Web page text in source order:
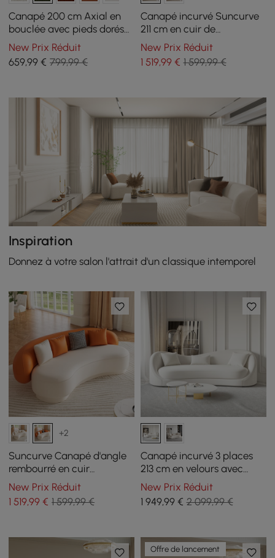
Canapé 200 cm Axial en
bouclée avec pieds dorés
et coussins
New Prix Réduit
659,99 € 799,99 €
Canapé incurvé Suncurve
211 cm en cuir de
performance avec oreillers
New Prix Réduit
1 519,99€ 1 599,99 €
Inspiration
Donnez à votre salon l'attrait d'un classique intemporel
+2
Suncurve Canapé d'angle
rembourré en cuir
performance de 211 cm
avec oreillers
New Prix Réduit
1 519,99 € 1 599,99 €
Canapé incurvé 3 places
213 cm en velours avec
coussins
New Prix Réduit
1 949,99€ 2 099,99 €
Offre de lancement